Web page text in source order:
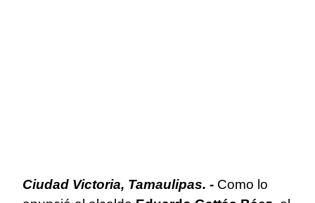
Ciudad Victoria, Tamaulipas. - Como lo